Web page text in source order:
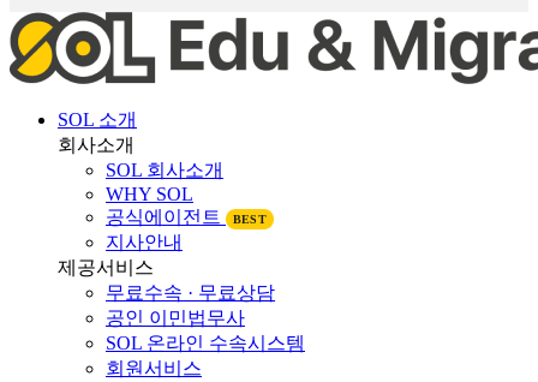
회사소개
SOL 회사소개
WHY SOL
공식에이전트
지사안내
제공서비스
무료수속 · 무료상담
공인 이민법무사
SOL 온라인 수속시스템
회원서비스
수속절차안내